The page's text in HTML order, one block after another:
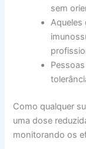
sem
Aqueles
Como qualquer
uma dose
monitorando os